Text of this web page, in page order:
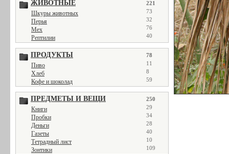
ЖИВОТНЫЕ 221
Шкуры животных 73
Перья 32
Мех 76
Рептилии 40
ПРОДУКТЫ 78
Пиво 11
Хлеб 8
Кофе и шоколад 59
ПРЕДМЕТЫ И ВЕЩИ 250
Книги 29
Пробки 34
Деньги 28
Газеты 40
Тетрадный лист 10
Зонтики 109